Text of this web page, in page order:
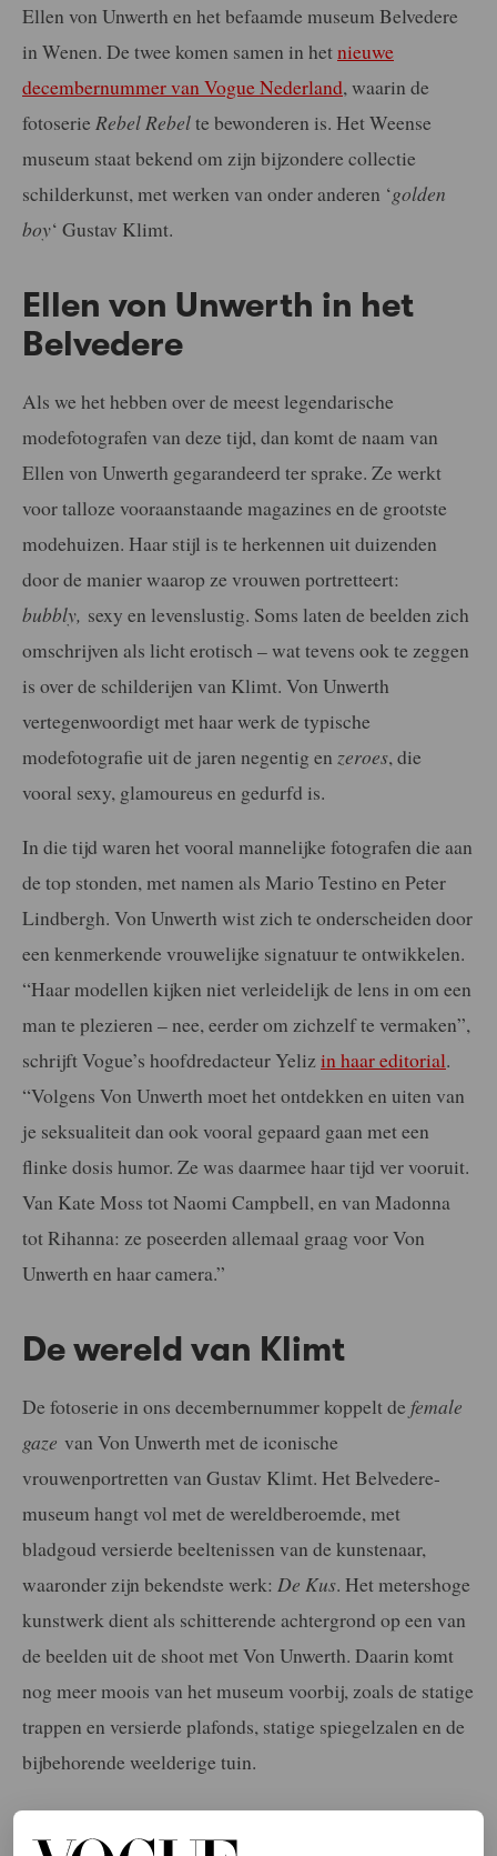
Ellen von Unwerth en het befaamde museum Belvedere
in Wenen. De twee komen samen in hetnieuwe
decembernummer van Vogue Nederland, waarin de
fotoserie Rebel Rebelte bewonderen is. Het Weense
museum staat bekend om zijn bijzondere collectie
schilderkunst, met werken van onder anderen ‘golden
boy‘ Gustav Klimt.
Ellen von Unwerth in het
Belvedere
Als we het hebben over de meest legendarische
modefotografen van deze tijd, dan komt de naam van
Ellen von Unwerth gegarandeerd ter sprake. Ze werkt
voor talloze vooraanstaande magazines en de grootste
modehuizen. Haar stijl is te herkennen uit duizenden
door de manier waarop ze vrouwen portretteert:
bubbly, sexy en levenslustig. Soms laten de beelden zich
omschrijven als licht erotisch – wat tevens ook te zeggen
is over de schilderijen van Klimt. Von Unwerth
vertegenwoordigt met haar werk de typische
modefotografie uit de jaren negentig en zeroes, die
vooral sexy, glamoureus en gedurfd is.
In die tijd waren het vooral mannelijke fotografen die aan
de top stonden, met namen als Mario Testino en Peter
Lindbergh. Von Unwerth wist zich te onderscheiden door
een kenmerkende vrouwelijke signatuur te ontwikkelen.
“Haar modellen kijken niet verleidelijk de lens in om een
man te plezieren – nee, eerder om zichzelf te vermaken”,
schrijft Vogue’s hoofdredacteur Yelizin haar editorial.
“Volgens Von Unwerth moet het ontdekken en uiten van
je seksualiteit dan ook vooral gepaard gaan met een
flinke dosis humor. Ze was daarmee haar tijd ver vooruit.
Van Kate Moss tot Naomi Campbell, en van Madonna
tot Rihanna: ze poseerden allemaal graag voor Von
Unwerth en haar camera.”
De wereld van Klimt
De fotoserie in ons decembernummer koppelt de female
gaze van Von Unwerth met de iconische
vrouwenportretten van Gustav Klimt. Het Belvedere-
museum hangt vol met de wereldberoemde, met
bladgoud versierde beeltenissen van de kunstenaar,
waaronder zijn bekendste werk: De Kus. Het metershoge
kunstwerk dient als schitterende achtergrond op een van
de beelden uit de shoot met Von Unwerth. Daarin komt
nog meer moois van het museum voorbij, zoals de statige
trappen en versierde plafonds, statige spiegelzalen en de
bijbehorende weelderige tuin.
De werken van Klimt zijn momenteel ook dichter bij huis